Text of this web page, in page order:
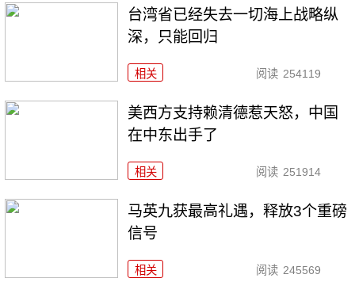
台湾省已经失去一切海上战略纵
深，只能回归
相关 阅读 254119
美西方支持赖清德惹天怒，中国
在中东出手了
相关 阅读 251914
马英九获最高礼遇，释放3个重磅
信号
相关 阅读 245569